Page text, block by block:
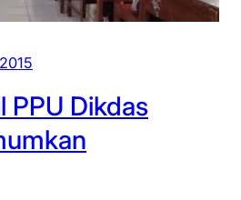
PPU Dikdas